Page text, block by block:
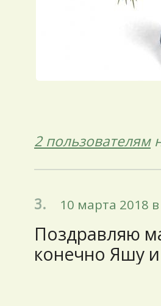
2 пользователям
3. 10 марта 2018
Поздравляю
конечно Яшу